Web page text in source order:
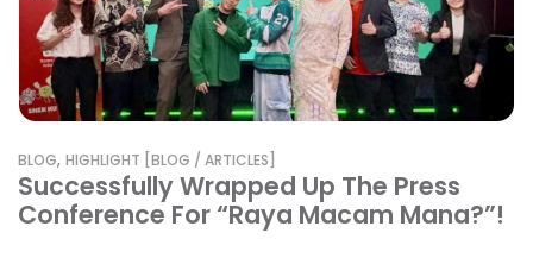
BLOG, HIGHLIGHT [BLOG / ARTICLES]
Successfully Wrapped Up The Press
Conference For “Raya Macam Mana?”!